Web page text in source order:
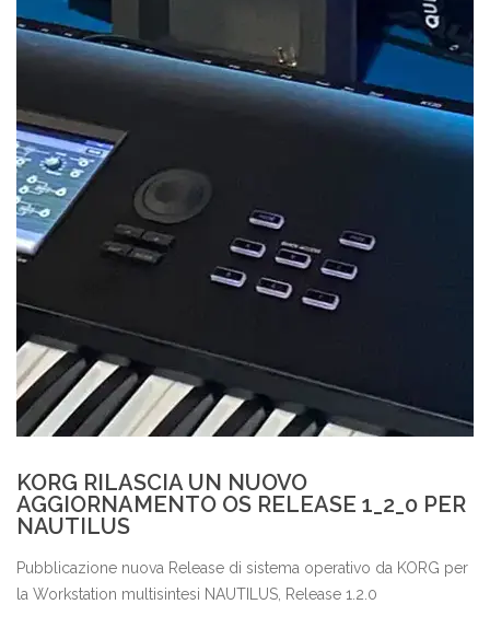
KORG RILASCIA UN NUOVO
AGGIORNAMENTO OS RELEASE 1_2_0 PER
NAUTILUS
Pubblicazione nuova Release di sistema operativo da KORG per
la Workstation multisintesi NAUTILUS, Release 1.2.0